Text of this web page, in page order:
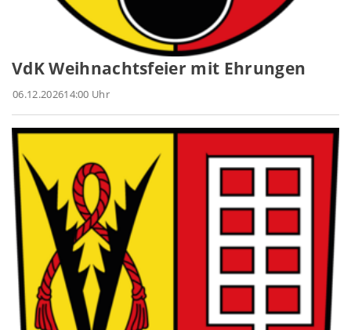
VdK Weihnachtsfeier mit Ehrungen
06.12.202614:00 Uhr